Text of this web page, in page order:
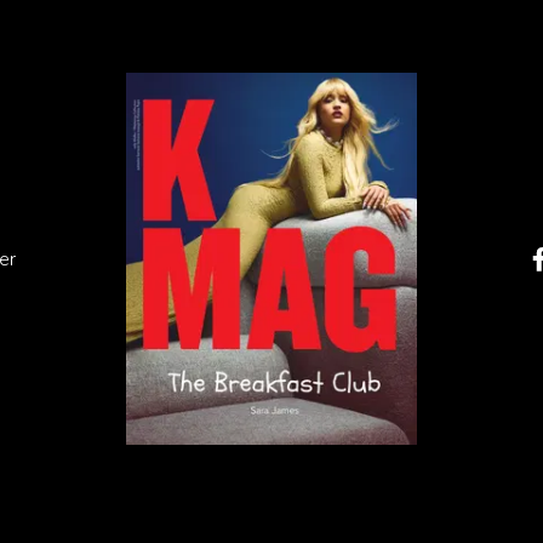
popełnione zaledwie 40 lat wcześniej zanika w
jako historia.
z legendą
będzie retrospektywa 20 filmów i 5 spektakli Teatru
Daniela Olbrychskiego, który w tym roku obchodzi 80.
role aktora – od występów u Andrzeja Wajdy